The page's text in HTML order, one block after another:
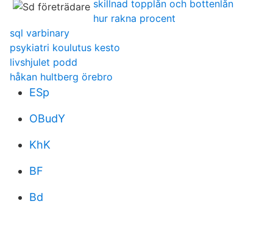
skillnad topplån och bottenlån
hur rakna procent
sql varbinary
psykiatri koulutus kesto
livshjulet podd
håkan hultberg örebro
ESp
OBudY
KhK
BF
Bd